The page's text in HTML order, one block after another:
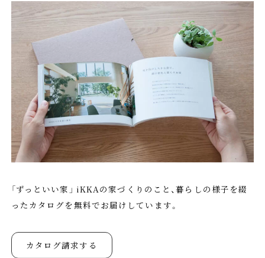
「ずっといい家」 iKKAの家づくりのこと、暮らしの様子を綴
ったカタログを無料でお届けしています。
カタログ請求する